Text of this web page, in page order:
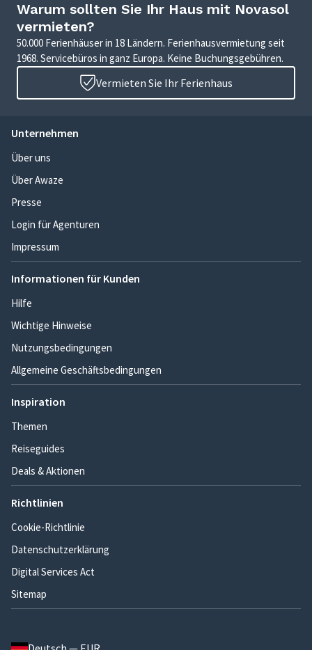
Warum sollten Sie Ihr Haus mit Novasol
vermieten?
50.000 Ferienhäuser in 18 Ländern. Ferienhausvermietung seit
1968. Servicebüros in ganz Europa. Keine Buchungsgebühren.
Vermieten Sie Ihr Ferienhaus
Unternehmen
Über uns
Über Awaze
Presse
Login für Agenturen
Impressum
Informationen für Kunden
Hilfe
Wichtige Hinweise
Nutzungsbedingungen
Allgemeine Geschäftsbedingungen
Inspiration
Themen
Reiseguides
Deals & Aktionen
Richtlinien
Cookie-Richtlinie
Datenschutzerklärung
Digital Services Act
Sitemap